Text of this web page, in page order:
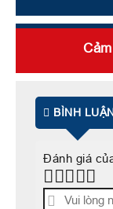
BÌNH
Đánh giá